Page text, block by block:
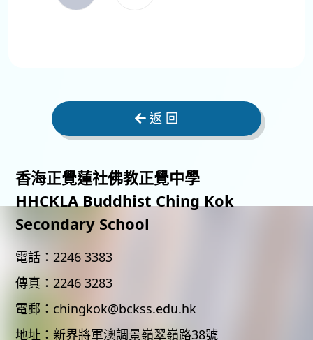
返 回
香海正覺蓮社佛教正覺中學
HHCKLA Buddhist Ching Kok
Secondary School
電話： 2246 3383
傳真： 2246 3283
電郵： chingkok@bckss.edu.hk
地址： 新界將軍澳調景嶺翠嶺路38號